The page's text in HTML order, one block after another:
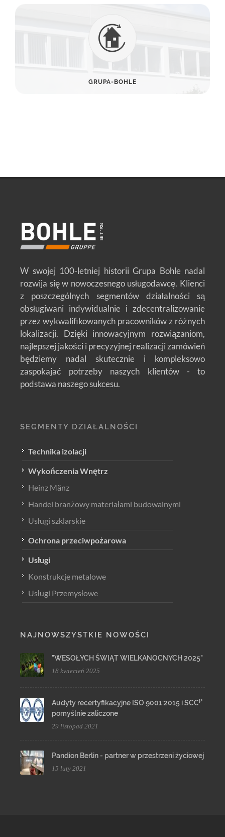
GRUPA-BOHLE
W swojej 100-letniej historii Grupa Bohle nadal
rozwija się w nowoczesnego usługodawcę. Klienci
z poszczególnych segmentów działalności są
obsługiwani indywidualnie i zdecentralizowanie
przez wykwalifikowanych pracowników z różnych
lokalizacji. Dzięki innowacyjnym rozwiązaniom,
najlepszej jakości i precyzyjnej realizacji zamówień
będziemy nadal skutecznie i kompleksowo
zaspokajać potrzeby naszych klientów - to
podstawa naszego sukcesu.
SEGMENTY DZIAŁALNOŚCI
Technika izolacji
Wykończenia Wnętrz
Heinz Mänz
Handel branżowy materiałami budowalnymi
Usługi szklarskie
Ochrona przeciwpożarowa
Usługi
Konstrukcje metalowe
Usługi Przemysłowe
NAJNOWSZYSTKIE NOWOŚCI
"WESOŁYCH ŚWIĄT WIELKANOCNYCH 2025"
18 kwiecień 2025
Audyty recertyfikacyjne ISO 9001:2015 i SCCP
pomyślnie zaliczone
29 listopad 2021
Pandion Berlin - partner w przestrzeni życiowej
15 luty 2021